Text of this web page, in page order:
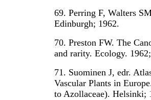
69. Perring F, Walters
Edinburgh; 1962.
70. Preston FW. The
and rarity. Ecology.
71. Suominen J, edr.
Vascular Plants in
to Azollaceae). Helsinki;